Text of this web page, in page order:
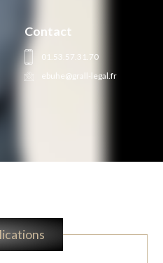
Contact
01.53.57.31.70
ebuhe@grall-legal.fr